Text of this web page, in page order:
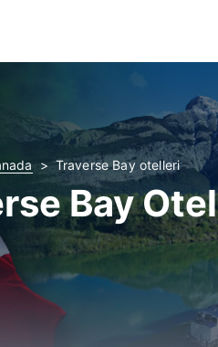
Traverse Bay otelleri
Bay Otel